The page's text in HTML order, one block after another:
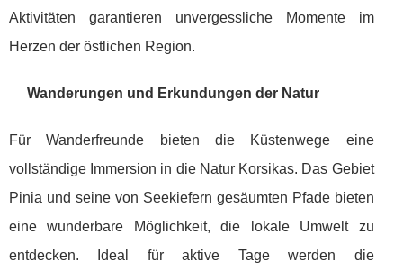
Aktivitäten garantieren unvergessliche Momente im
Herzen der östlichen Region.
Wanderungen und Erkundungen der Natur
Für Wanderfreunde bieten die Küstenwege eine
vollständige Immersion in die Natur Korsikas. Das Gebiet
Pinia und seine von Seekiefern gesäumten Pfade bieten
eine wunderbare Möglichkeit, die lokale Umwelt zu
entdecken. Ideal für aktive Tage werden die